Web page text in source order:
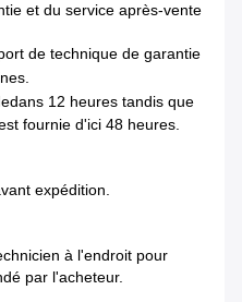
et du service après-vente
de technique de garantie
12 heures tandis que
fournie d'ici 48 heures.
expédition.
à l'endroit pour
par l'acheteur.